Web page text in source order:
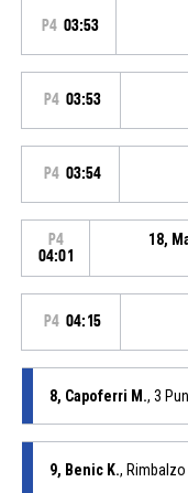
P4 03:53
P4 03:53
P4 03:54
P4
04:01
18,
P4 04:15
8, Capoferri M., 3
9, Benic K.,